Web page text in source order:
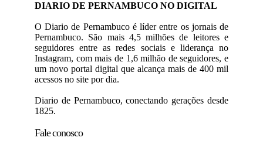
DIARIO DE PERNAMBUCO NO DIGITAL
O Diario de Pernambuco é líder entre os jornais de
Pernambuco. São mais 4,5 milhões de leitores e
seguidores entre as redes sociais e liderança no
Instagram, com mais de 1,6 milhão de seguidores, e
um novo portal digital que alcança mais de 400 mil
acessos no site por dia.
Diario de Pernambuco, conectando gerações desde
1825.
Fale conosco